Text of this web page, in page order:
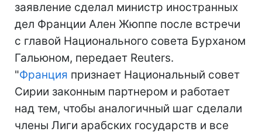
заявление сделал министр иностранных
дел Франции Ален Жюппе после встречи
с главой Национального совета Бурханом
Гальюном, передает Reuters.
"Франция признает Национальный совет
Сирии законным партнером и работает
над тем, чтобы аналогичный шаг сделали
члены Лиги арабских государств и все